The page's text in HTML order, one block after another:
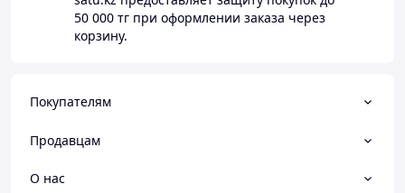
50 000 тг при оформлении заказа через
корзину.
Покупателям
Продавцам
О нас